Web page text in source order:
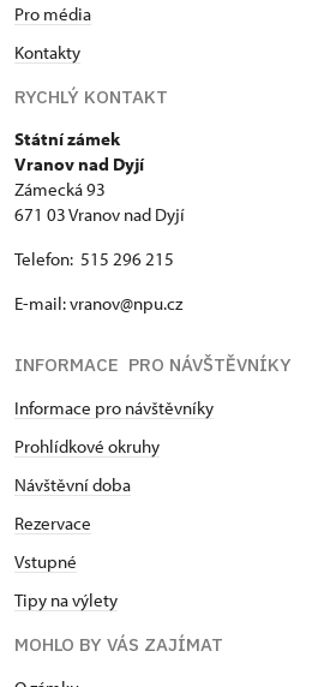
Pro média
Kontakty
RYCHLÝ KONTAKT
Státní zámek
Vranov nad Dyjí
Zámecká 93
671 03 Vranov nad Dyjí
Telefon: 515 296 215
E-mail: vranov@npu.cz
INFORMACE PRO NÁVŠTĚVNÍKY
Informace pro návštěvníky
Prohlídkové okruhy
Návštěvní doba
Rezervace
Vstupné
Tipy na výlety
MOHLO BY VÁS ZAJÍMAT